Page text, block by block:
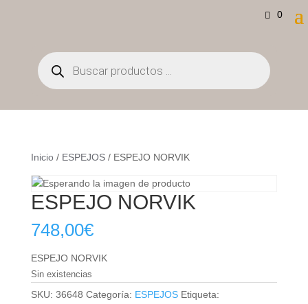
0
Búsqueda
de
productos
Inicio/ ESPEJOS/ ESPEJO NORVIK
ESPEJO NORVIK
748,00€
ESPEJO NORVIK
Sin existencias
SKU: 36648 Categoría: ESPEJOS Etiqueta: